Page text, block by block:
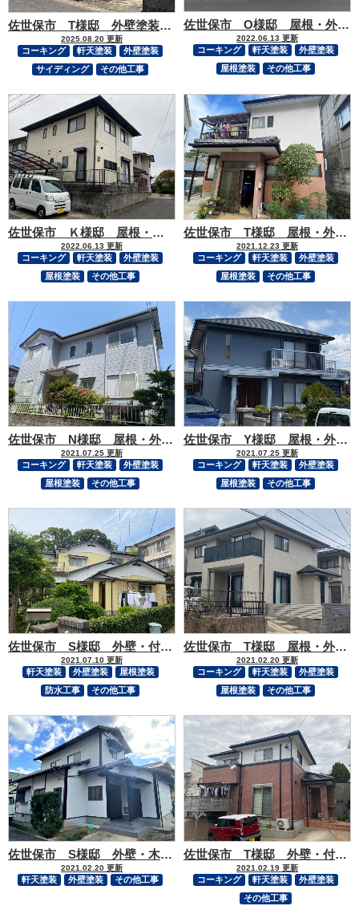
佐世保市 T様邸 外壁塗装・ポリカ平板交換工事
2025.08.20 更新
コーキング 軒天塗装
外壁塗装
サイディング
その他工事
佐世保市 O様邸 屋根・外壁塗装・外装板取替
2022.06.13 更新
コーキング 軒天塗装
外壁塗装
屋根塗装
その他工事
佐世保市 Ｋ様邸 屋根・外壁塗装・玄関ドア工事
2022.06.13 更新
コーキング 軒天塗装
外壁塗装
屋根塗装
その他工事
佐世保市 T様邸 屋根・外壁塗装
2021.12.23 更新
コーキング 軒天塗装
外壁塗装
屋根塗装
その他工事
佐世保市 N様邸 屋根・外壁塗装
2021.07.25 更新
コーキング 軒天塗装
外壁塗装
屋根塗装
その他工事
佐世保市 Y様邸 屋根・外壁塗装
2021.07.25 更新
コーキング 軒天塗装
外壁塗装
屋根塗装
その他工事
佐世保市 S様邸 外壁・付帯部塗装工事
2021.07.10 更新
軒天塗装 外壁塗装
屋根塗装
防水工事
その他工事
佐世保市 T様邸 屋根・外壁・付帯部塗装・コーキング打替え
2021.02.20 更新
コーキング 軒天塗装
外壁塗装
屋根塗装
その他工事
佐世保市 S様邸 外壁・木部・付帯部塗装
2021.02.20 更新
軒天塗装 外壁塗装 その他工事
佐世保市 T様邸 外壁・付帯部塗装
2021.02.19 更新
コーキング 軒天塗装
外壁塗装
その他工事